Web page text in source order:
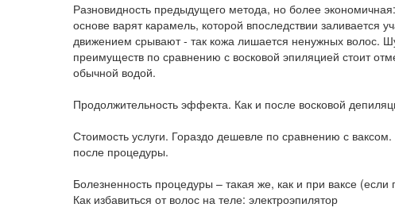
Разновидность предыдущего метода, но более
основе варят карамель, которой впоследствии заливается
движением срывают - так кожа лишается ненужных волос.
преимуществ по сравнению с восковой эпиляцией стоит
обычной водой.
Продолжительность эффекта. Как и после восковой
Стоимость услуги. Гораздо дешевле по сравнению с
после процедуры.
Болезненность процедуры – такая же, как и при ваксе
Как избавиться от волос на теле: электроэпилятор